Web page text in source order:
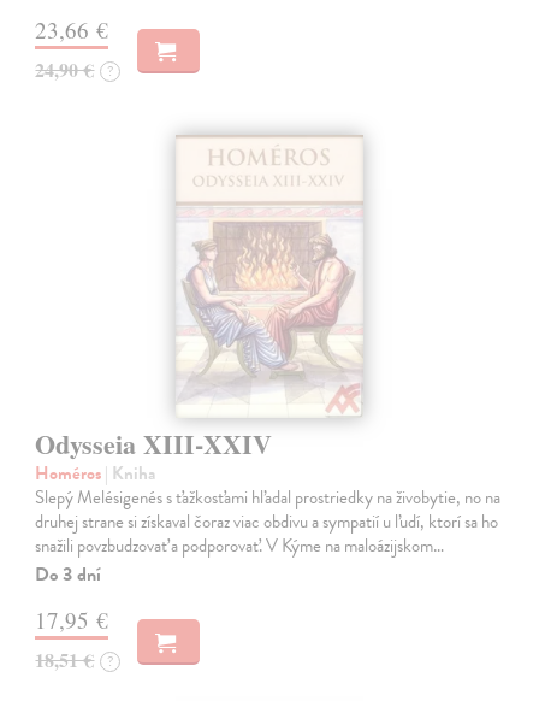
23,66 €
24,90 € ?
Odysseia XIII-XXIV
Homéros| Kniha
Slepý Melésigenés s ťažkosťami hľadal prostriedky na živobytie, no na
druhej strane si získaval čoraz viac obdivu a sympatií u ľudí, ktorí sa ho
snažili povzbudzovať a podporovať. V Kýme na maloázijskom…
Do 3 dní
17,95 €
18,51 € ?